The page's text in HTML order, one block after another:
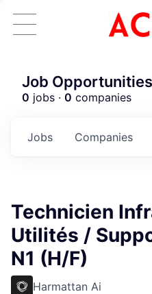
Job
0 jobs · 0 companies
Jobs Companies
Technicien
Utilités /
N1 (H/F)
Harmattan Ai